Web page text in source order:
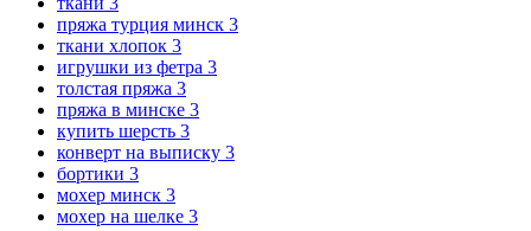
пряжа турция минск 3
ткани хлопок 3
игрушки из фетра 3
толстая пряжа 3
пряжа в минске 3
купить шерсть 3
конверт на выписку 3
бортики 3
мохер минск 3
мохер на шелке 3